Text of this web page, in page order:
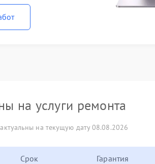
на услуги ремонта
на текущую дату 08.08.2026
Срок Гарантия